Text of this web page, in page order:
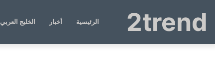
2trend الرئيسية أخبار الخليج العربي